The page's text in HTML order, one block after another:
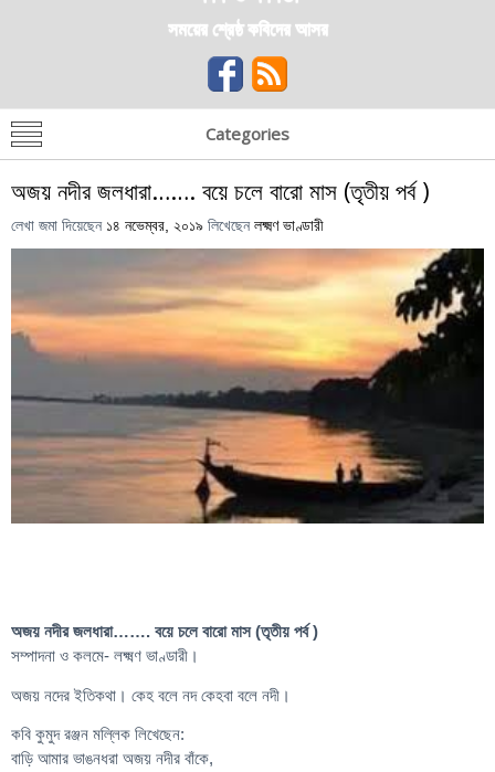
সময়ের শ্রেষ্ঠ কবিদের আসর
Categories
অজয় নদীর জলধারা……. বয়ে চলে বারো মাস (তৃতীয় পর্ব )
লেখা জমা দিয়েছেন ১৪ নভেম্বর, ২০১৯ লিখেছেন লক্ষ্মণ ভাণ্ডারী
অজয় নদীর জলধারা……. বয়ে চলে বারো মাস (তৃতীয় পর্ব )
সম্পাদনা ও কলমে- লক্ষ্মণ ভাণ্ডারী।
অজয় নদের ইতিকথা। কেহ বলে নদ কেহবা বলে নদী।
কবি কুমুদ রঞ্জন মল্লিক লিখেছেন:
বাড়ি আমার ভাঙনধরা অজয় নদীর বাঁকে,